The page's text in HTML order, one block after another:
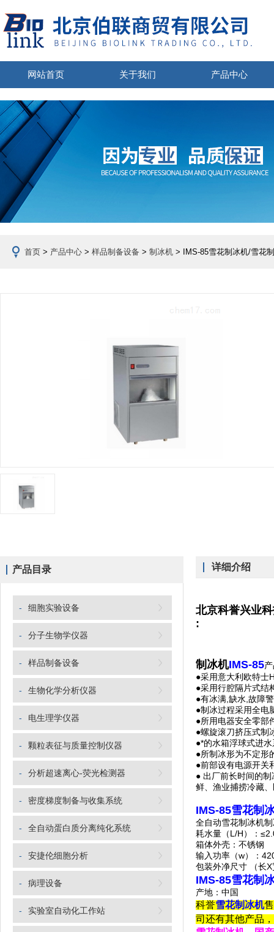
网站首页 关于我们 产品中心
首页 > 产品中心 > 样品制备设备 > 制冰机 > IMS-85雪花制冰机/雪花
产品目录
- 细胞实验设备
- 分子生物学仪器
- 样品制备设备
- 生物化学分析仪器
- 电生理学仪器
- 颗粒表征与质量控制仪器
- 分析超速离心-荧光检测器
- 密度梯度制备与收集系统
- 全自动蛋白质分离纯化系统
- 安捷伦细胞分析
- 病理设备
- 实验室自动化工作站
详细介绍
北京科誉兴业
:
制冰机IMS-85
●采用意大利欧特士
●采用行腔隔片式结
●有冰满,缺水,故障
●制冰过程采用全电
●所用电器安全零部
●螺旋滚刀挤压式制
●*的水箱浮球式进
●所制冰形为不定形
●前部设有电源开关
● 出厂前长时间的
鲜、渔业捕捞冷藏
IMS-85雪花制
全自动雪花制冰机
耗水量（L/H）：
箱体外壳：不锈钢
输入功率（w）：
包装外净尺寸 （长
IMS-85雪花制
产地：中国
科誉雪花制冰机
司还有其他产品